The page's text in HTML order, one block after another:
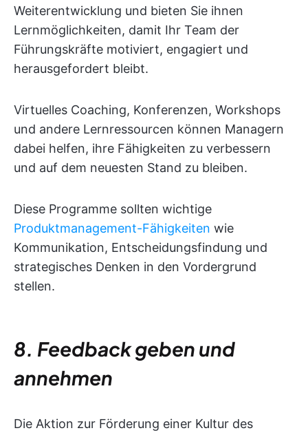
Weiterentwicklung und bieten Sie ihnen
Lernmöglichkeiten, damit Ihr Team der
Führungskräfte motiviert, engagiert und
herausgefordert bleibt.
Virtuelles Coaching, Konferenzen, Workshops
und andere Lernressourcen können Managern
dabei helfen, ihre Fähigkeiten zu verbessern
und auf dem neuesten Stand zu bleiben.
Diese Programme sollten wichtige
Produktmanagement-Fähigkeiten wie
Kommunikation, Entscheidungsfindung und
strategisches Denken in den Vordergrund
stellen.
8. Feedback geben und
annehmen
Die Aktion zur Förderung einer Kultur des